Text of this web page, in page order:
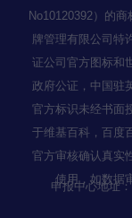
No10120392）的
牌管理有限公司特
证公司官方图标和
政府公证，中国驻
官方标识未经书面
于维基百科，百度
官方审核确认真实
使用，如数据
申报中心地址